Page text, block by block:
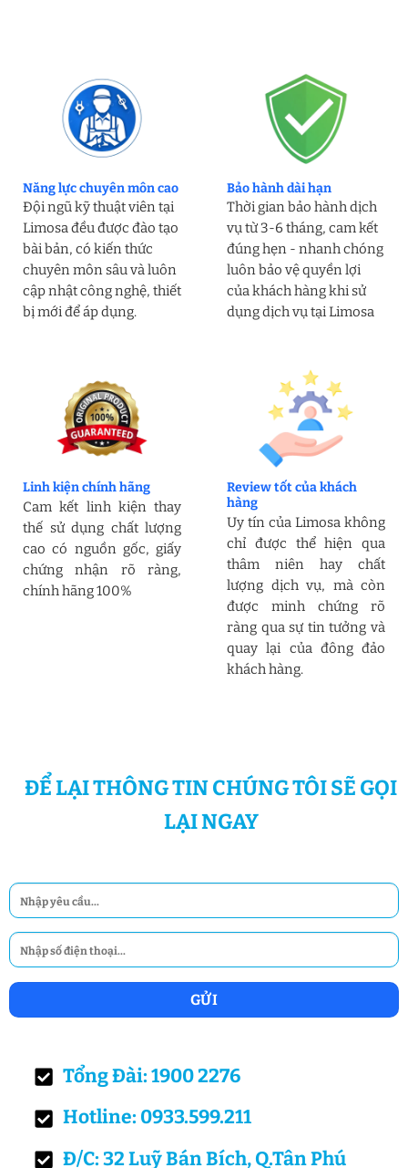
Năng lực chuyên môn cao
Đội ngũ kỹ thuật viên tại
Limosa đều được đào tạo
bài bản, có kiến thức
chuyên môn sâu và luôn
cập nhật công nghệ, thiết
bị mới để áp dụng.
Bảo hành dài hạn
Thời gian bảo hành dịch
vụ từ 3-6 tháng, cam kết
đúng hẹn - nhanh chóng
luôn bảo vệ quyền lợi
của khách hàng khi sử
dụng dịch vụ tại Limosa
Linh kiện chính hãng
Cam kết linh kiện thay
thế sử dụng chất lượng
cao có nguồn gốc, giấy
chứng nhận rõ ràng,
chính hãng 100%
Review tốt của khách
hàng
Uy tín của Limosa không
chỉ được thể hiện qua
thâm niên hay chất
lượng dịch vụ, mà còn
được minh chứng rõ
ràng qua sự tin tưởng và
quay lại của đông đảo
khách hàng.
ĐỂ LẠI THÔNG TIN CHÚNG TÔI SẼ GỌI
LẠI NGAY
Tổng Đài: 1900 2276
Hotline: 0933.599.211
Đ/C: 32 Luỹ Bán Bích, Q.Tân Phú